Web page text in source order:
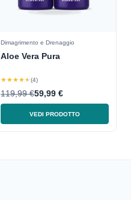
Dimagrimento e Drenaggio
Aloe Vera Pura
★★★★★(4)
119,99 €59,99 €
VEDI PRODOTTO